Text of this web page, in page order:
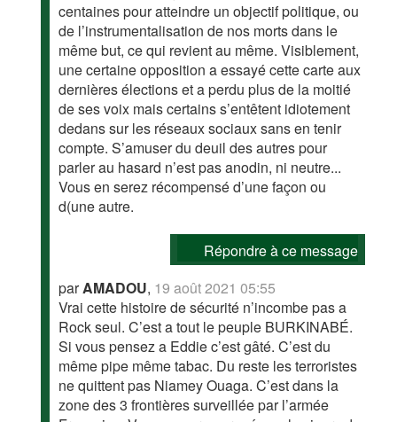
centaines pour atteindre un objectif politique, ou
de l’instrumentalisation de nos morts dans le
même but, ce qui revient au même. Visiblement,
une certaine opposition a essayé cette carte aux
dernières élections et a perdu plus de la moitié
de ses voix mais certains s’entêtent idiotement
dedans sur les réseaux sociaux sans en tenir
compte. S’amuser du deuil des autres pour
parler au hasard n’est pas anodin, ni neutre...
Vous en serez récompensé d’une façon ou
d(une autre.
Répondre à ce message
parAMADOU, 19 août 2021 05:55
Vrai cette histoire de sécurité n’incombe pas a
Rock seul. C’est a tout le peuple BURKINABÉ.
Si vous pensez a Eddie c’est gâté. C’est du
même pipe même tabac. Du reste les terroristes
ne quittent pas Niamey Ouaga. C’est dans la
zone des 3 frontières surveillée par l’armée